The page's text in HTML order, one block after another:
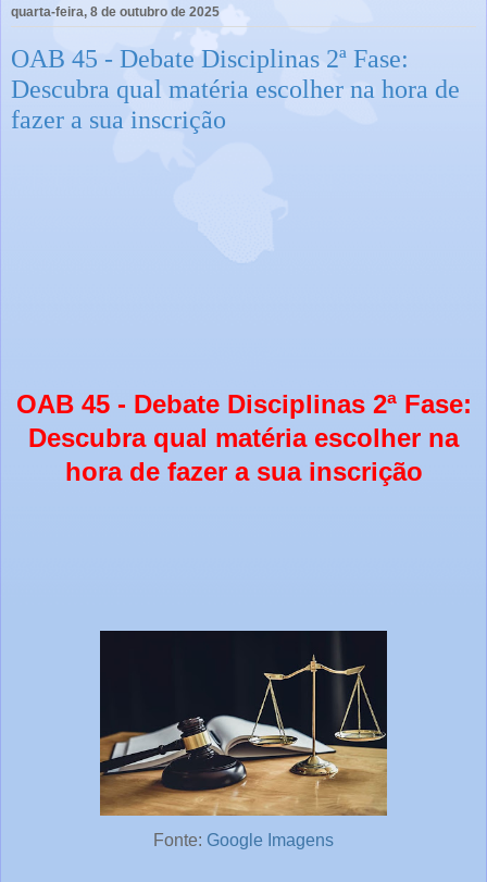
quarta-feira, 8 de outubro de 2025
OAB 45 - Debate Disciplinas 2ª Fase:
Descubra qual matéria escolher na hora de
fazer a sua inscrição
OAB 45 - Debate Disciplinas 2ª Fase:
Descubra qual matéria escolher na
hora de fazer a sua inscrição
Fonte: Google Imagens